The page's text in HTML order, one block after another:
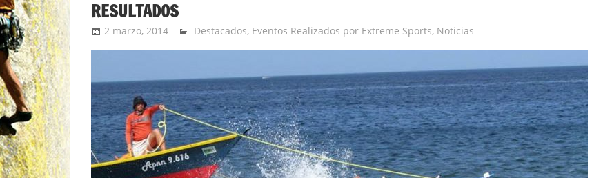
RESULTADOS
2 marzo, 2014 admin
Destacados, Eventos Realizados por Extreme Sports, Noticias